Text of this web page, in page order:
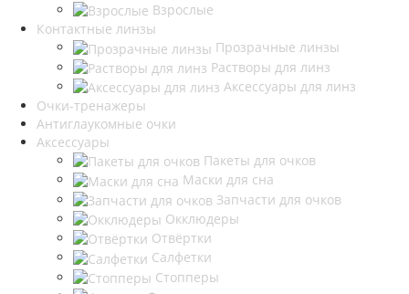
Взрослые
Контактные линзы
Прозрачные линзы
Растворы для линз
Аксессуары для линз
Очки-тренажеры
Антиглаукомные очки
Аксессуары
Пакеты для очков
Маски для сна
Запчасти для очков
Окклюдеры
Отвёртки
Салфетки
Стопперы